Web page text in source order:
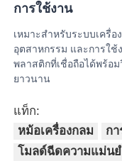
การพิมพ์ฉีดหลายช่
การฉีดขึ้นรูปอิเล็ก
การฉีดขึ้นรูปด้วย
การใช้งาน
เหมาะสำหรับระบบเครื่
อุตสาหกรรม และการใช้
พลาสติกที่เชื่อถือได้พร้อ
ยาวนาน
แท็ก:
หม้อเครื่องกลม
ก
โมลด์ฉีดความแม่นยํ